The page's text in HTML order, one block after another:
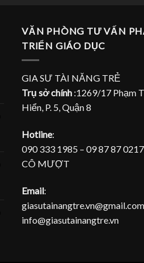
VĂN PHÒNG TƯ VẤN
TRIỂN GIÁO DỤC
GIA SƯ TÀI NĂNG TRẺ
Trụ sở chính :1269/17 Phạm
Hiển, P. 5, Quận 8
Hotline:
090 333 1985 – 09 87 87 0217
CÔ MƯỢT
Email:
giasutainangtre.vn@gmail.com,
info@giasutainangtre.vn